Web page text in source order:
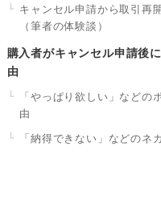
キャンセル申請から取引再
（筆者の体験談）
購入者がキャンセル申請後
由
「やっぱり欲しい」などの
由
「納得できない」などのネ